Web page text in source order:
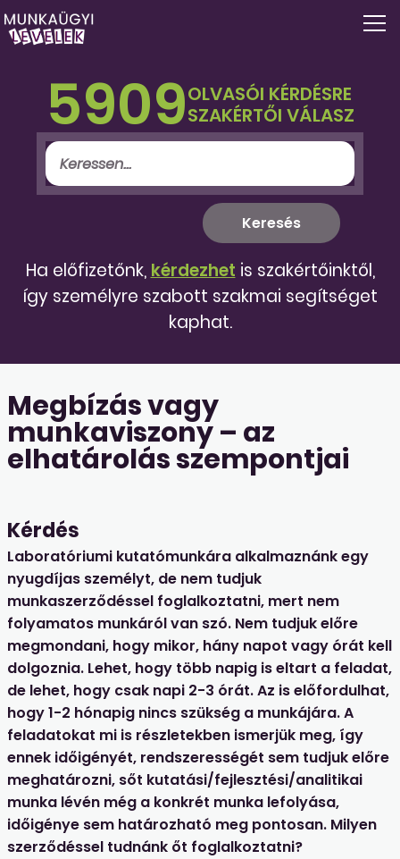
5909OLVASÓI KÉRDÉSRE
SZAKÉRTŐI VÁLASZ
Ha előfizetőnk, kérdezhet is szakértőinktől,
így személyre szabott szakmai segítséget
kaphat.
Megbízás vagy
munkaviszony – az
elhatárolás szempontjai
Kérdés
Laboratóriumi kutatómunkára alkalmaznánk egy
nyugdíjas személyt, de nem tudjuk
munkaszerződéssel foglalkoztatni, mert nem
folyamatos munkáról van szó. Nem tudjuk előre
megmondani, hogy mikor, hány napot vagy órát kell
dolgoznia. Lehet, hogy több napig is eltart a feladat,
de lehet, hogy csak napi 2-3 órát. Az is elő­fordulhat,
hogy 1-2 hónapig nincs szükség a munkájára. A
feladatokat mi is részletekben ismerjük meg, így
ennek időigényét, rendszerességét sem tudjuk előre
meghatározni, sőt kutatási/fejlesztési/analitikai
munka lévén még a konkrét munka lefolyása,
időigénye sem határozható meg pontosan. Milyen
szerződéssel tudnánk őt foglalkoztatni?